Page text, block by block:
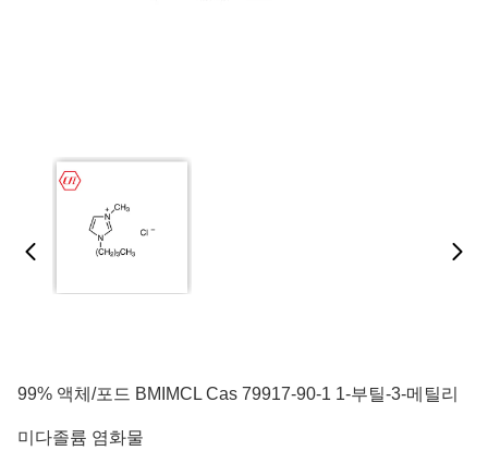
99% 액체/포드 BMIMCL Cas 79917-90-1 1-부틸-3-메틸리
미다졸륨 염화물